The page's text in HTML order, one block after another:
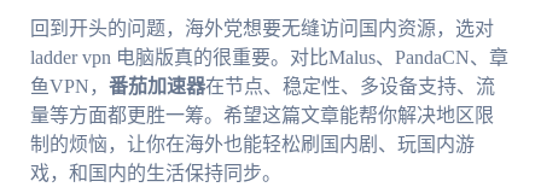
回到开头的问题，海外党想要无缝访问国内资源，选对
ladder vpn 电脑版真的很重要。对比Malus、PandaCN、章
鱼VPN， 番茄加速器在节点、稳定性、多设备支持、流
量等方面都更胜一筹。希望这篇文章能帮你解决地区限
制的烦恼，让你在海外也能轻松刷国内剧、玩国内游
戏，和国内的生活保持同步。